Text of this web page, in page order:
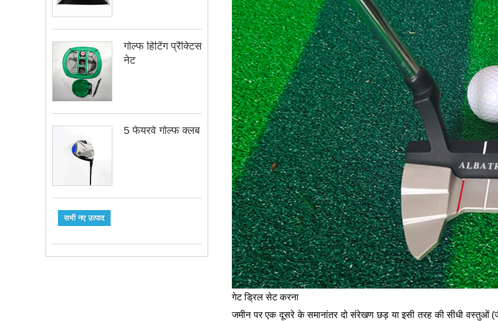
गोल्फ हिटिंग प्रैक्टिस
नेट
5 फेयरवे गोल्फ क्लब
सभी नए उत्पाद
गेट ड्रिल सेट करना
जमीन पर एक दूसरे के समानांतर दो संरेखण छड़ या इसी तरह की सीधी